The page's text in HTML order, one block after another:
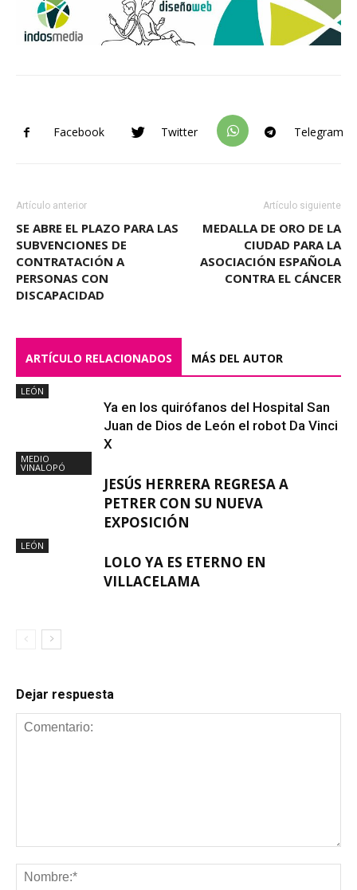
Facebook Twitter Telegram
Artículo anterior
SE ABRE EL PLAZO PARA LAS
SUBVENCIONES DE
CONTRATACIÓN A
PERSONAS CON
DISCAPACIDAD
Artículo siguiente
MEDALLA DE ORO DE LA
CIUDAD PARA LA
ASOCIACIÓN ESPAÑOLA
CONTRA EL CÁNCER
ARTÍCULO RELACIONADOS MÁS DEL AUTOR
LEÓN
Ya en los quirófanos del Hospital San
Juan de Dios de León el robot Da Vinci
X
MEDIO
VINALOPÓ
JESÚS HERRERA REGRESA A
PETRER CON SU NUEVA
EXPOSICIÓN
LEÓN
LOLO YA ES ETERNO EN
VILLACELAMA
Dejar respuesta